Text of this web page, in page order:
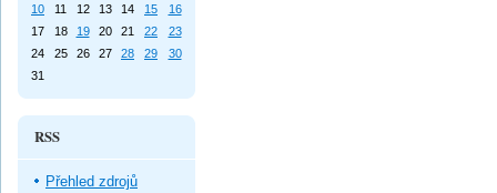
10
11 12 13 14 15
16
17
18 19 20 21 22
23
24
25 26 27 28 29
30
31
RSS
Přehled zdrojů